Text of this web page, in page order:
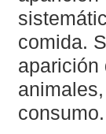
comida.
aparición
consumo.